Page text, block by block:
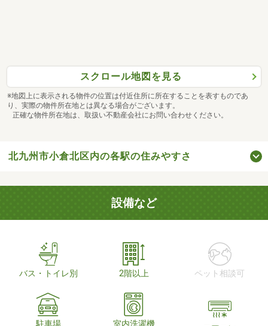
スクロール地図を見る
※地図上に表示される物件の位置は付近住所に所在することを表すものであ
り、実際の物件所在地とは異なる場合がございます。
正確な物件所在地は、取扱い不動産会社にお問い合わせください。
北九州市小倉北区内の各駅の住みやすさ
設備など
バス・トイレ別 2階以上 ペット相談可
駐車場
室内洗濯機